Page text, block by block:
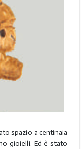
spazio a centinaia
gioielli. Ed è stato